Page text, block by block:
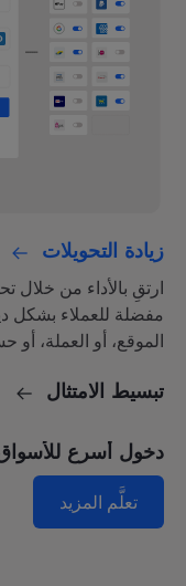
زيادة التحويلات
ارتقِ بالأداء من
مفضلة للعملاء بشكل
الموقع، أو العملة،
تبسيط الامتثال
دخول أسرع
تعلَّم المزيد